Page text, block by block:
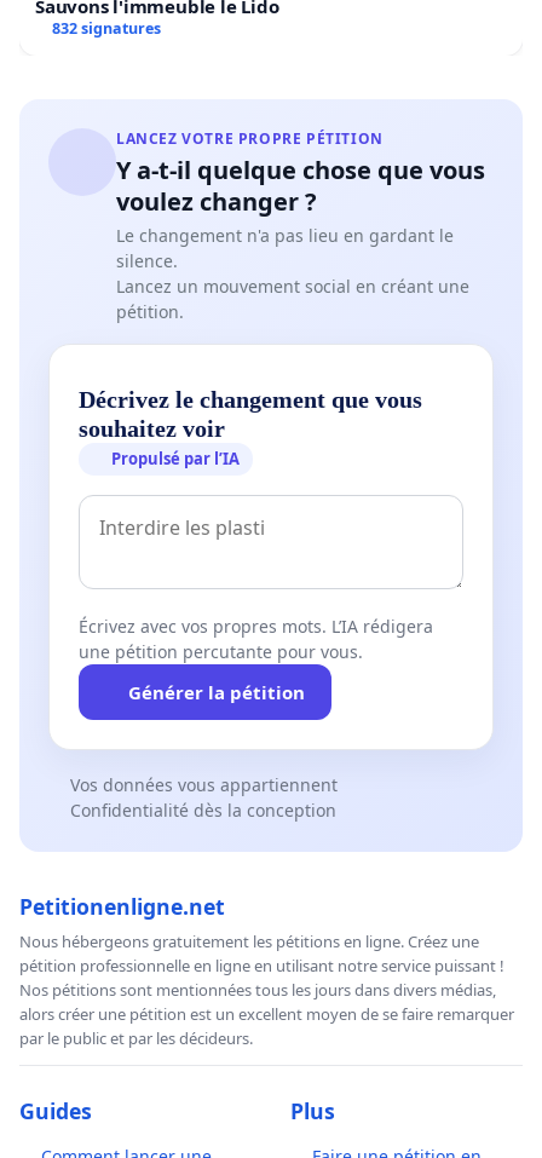
Sauvons l'immeuble le Lido
832 signatures
LANCEZ VOTRE PROPRE PÉTITION
Y a-t-il quelque chose que vous
voulez changer ?
Le changement n'a pas lieu en gardant le
silence.
Lancez un mouvement social en créant une
pétition.
Décrivez le changement que vous
souhaitez voir
Propulsé par l’IA
Écrivez avec vos propres mots. L’IA rédigera
une pétition percutante pour vous.
Générer la pétition
Vos données vous appartiennent
Confidentialité dès la conception
Petitionenligne.net
Nous hébergeons gratuitement les pétitions en ligne. Créez une
pétition professionnelle en ligne en utilisant notre service puissant !
Nos pétitions sont mentionnées tous les jours dans divers médias,
alors créer une pétition est un excellent moyen de se faire remarquer
par le public et par les décideurs.
Guides Plus